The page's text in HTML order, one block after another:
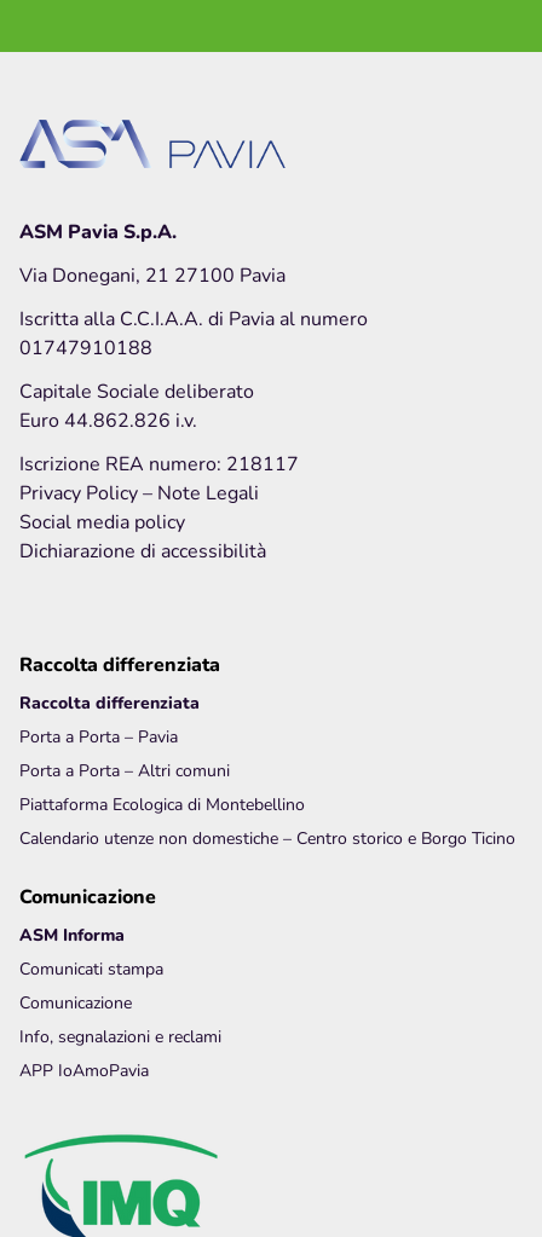
Archivio fotografico lavori effettuati
Contatti
Privacy Policy
Social media policy
Hai bisogno di info o vuoi inviarci una
ASM Pavia S.p.A.
Via Donegani, 21 27100 Pavia
Iscritta alla C.C.I.A.A. di Pavia al numero
01747910188
Capitale Sociale deliberato
Euro 44.862.826 i.v.
Iscrizione REA numero: 218117
Privacy Policy– Note Legali
Social media policy
Dichiarazione di accessibilità
Raccolta differenziata
Raccolta differenziata
Porta a Porta – Pavia
Porta a Porta – Altri comuni
Piattaforma Ecologica di Montebellino
Calendario utenze non domestiche – Centro storico e Borgo Ticino
Comunicazione
ASM Informa
Comunicati stampa
Comunicazione
Info, segnalazioni e reclami
APP IoAmoPavia